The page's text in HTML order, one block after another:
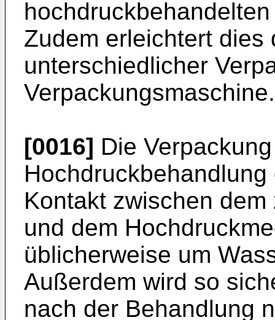
Zudem erleichtert dies
unterschiedlicher
Verpackungsmaschine.
[0016] Die
Kontakt zwischen
und dem
üblicherweise um
Außerdem wird so
nach der Behandlung